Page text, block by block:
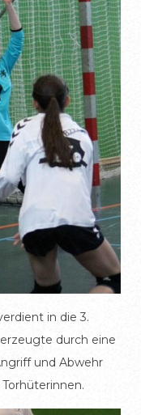
in die 3.
durch eine
und Abwehr